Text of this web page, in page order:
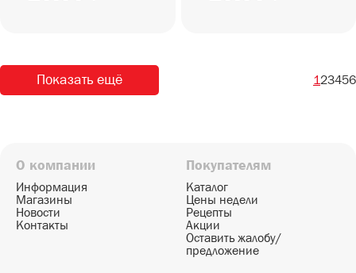
Показать ещё 123456
О компании
Информация
Магазины
Новости
Контакты
Покупателям
Каталог
Цены недели
Рецепты
Акции
Оставить жалобу/
предложение